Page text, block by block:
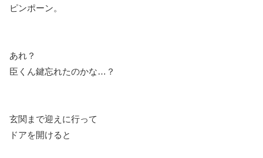
ピンポーン。
あれ？
臣くん鍵忘れたのかな…？
玄関まで迎えに行って
ドアを開けると